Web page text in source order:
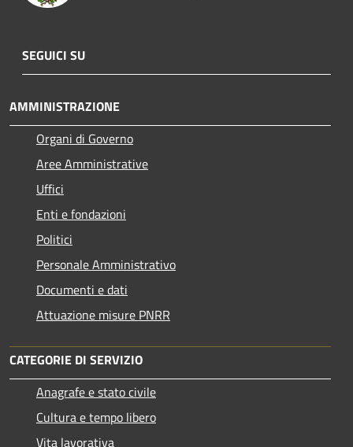
SEGUICI SU
AMMINISTRAZIONE
Organi di Governo
Aree Amministrative
Uffici
Enti e fondazioni
Politici
Personale Amministrativo
Documenti e dati
Attuazione misure PNRR
CATEGORIE DI SERVIZIO
Anagrafe e stato civile
Cultura e tempo libero
Vita lavorativa